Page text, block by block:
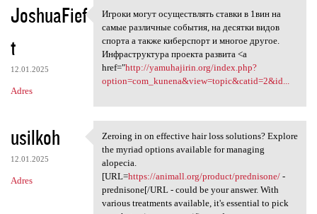
JoshuaFief
t
12.01.2025
Adres
Игроки могут осуществлять
Игроки могут осуществлять ставки в 1вин на
самые различные события, на десятки видов
спорта а также киберспорт и многое другое.
Инфраструктура проекта развита <a
href="http://yamuhajirin.org/index.php?
option=com_kunena&view=topic&catid=2&id...
usilkoh
12.01.2025
Adres
Zeroing in on effective hair
Zeroing in on effective hair loss solutions? Explore
the myriad options available for managing
alopecia.
[URL=https://animall.org/product/prednisone/-
prednisone[/URL - could be your answer. With
various treatments available, it's essential to pick